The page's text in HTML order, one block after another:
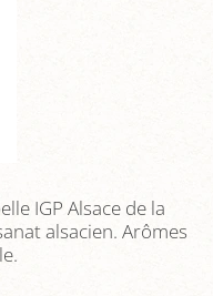
IGP Alsace de la
alsacien. Arômes